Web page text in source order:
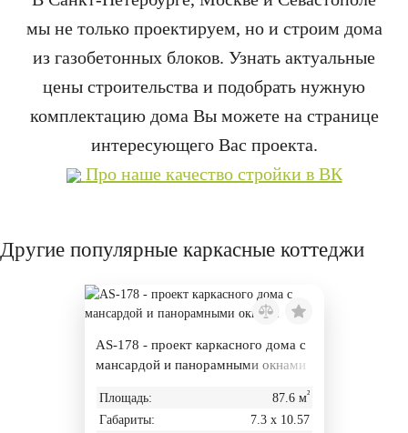
мы не только проектируем, но и строим дома
из газобетонных блоков. Узнать актуальные
цены строительства и подобрать нужную
комплектацию дома Вы можете на странице
интересующего Вас проекта.
Про наше качество стройки в ВК
Другие популярные каркасные коттеджи
AS-178 - проект каркасного дома с
мансардой и панорамными окнами
Площадь: 87.6 м²
Габариты:
7.3 х 10.57